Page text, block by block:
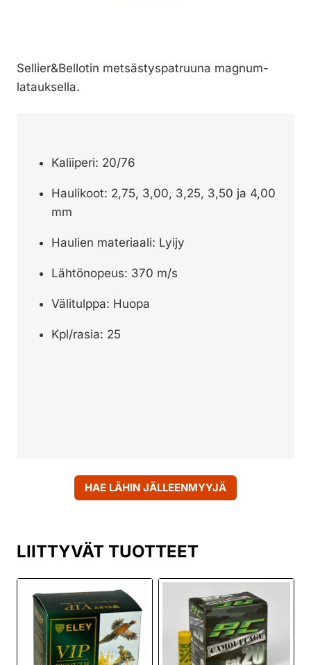
Sellier&Bellotin metsästyspatruuna magnum-
latauksella.
Kaliiperi: 20/76
Haulikoot: 2,75, 3,00, 3,25, 3,50 ja 4,00
mm
Haulien materiaali: Lyijy
Lähtönopeus: 370 m/s
Välitulppa: Huopa
Kpl/rasia: 25
HAE LÄHIN JÄLLEENMYYJÄ
LIITTYVÄT TUOTTEET